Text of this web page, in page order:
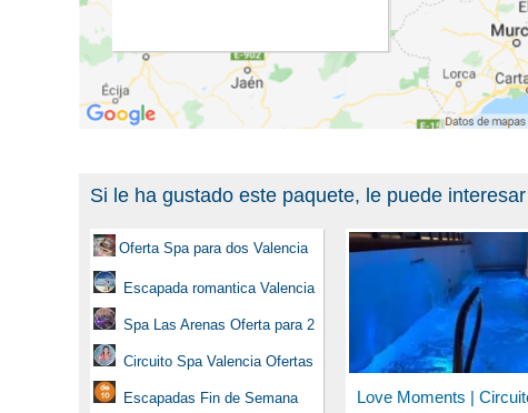
Si le ha gustado este paquete, le puede
Oferta Spa para dos Valencia
Escapada romantica Valencia
Spa Las Arenas Oferta para 2
Circuito Spa Valencia Ofertas
Escapadas Fin de Semana
Love Moments |